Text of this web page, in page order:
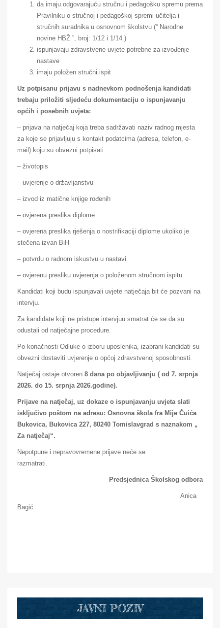
da imaju odgovarajuću stručnu i pedagošku spremu prema
Pravilniku o stručnoj i pedagoškoj spremi učitelja i
stručnih suradnika u osnovnom školstvu (“ Narodne
novine HBŽ ”, broj: 1/12 i 1/14.)
ispunjavaju zdravstvene uvjete potrebne za izvođenje
nastave
imaju položen stručni ispit
Uz potpisanu prijavu s nadnevkom podnošenja kandidati
trebaju priložiti sljedeću dokumentaciju o ispunjavanju
općih i posebnih uvjeta:
– prijava na natječaj koja treba sadržavati naziv radnog mjesta
za koje se prijavljuju s kontakt podatcima (adresa, telefon, e-
mail) koju su obvezni potpisati
– životopis
– uvjerenje o državljanstvu
– izvod iz matične knjige rođenih
– ovjerena preslika diplome
– ovjerena preslika rješenja o nostrifikaciji diplome ukoliko je
stečena izvan BiH
– potvrdu o radnom iskustvu u nastavi
– ovjerenu presliku uvjerenja o položenom stručnom ispitu
Kandidati koji budu ispunjavali uvjete natječaja bit će pozvani na
intervju.
Za kandidate koji ne pristupe intervjuu smatrat će se da su
odustali od natječajne procedure.
Po konačnosti Odluke o izboru uposlenika, izabrani kandidati su
obvezni dostaviti uvjerenje o općoj zdravstvenoj sposobnosti.
Natječaj ostaje otvoren 8 dana po objavljivanju ( od 7. srpnja
2026. do 15. srpnja 2026.godine).
Prijave na natječaj, uz dokaze o ispunjavanju uvjeta slati
isključivo poštom na adresu: Osnovna škola fra Mije Čuića
Bukovica, Bukovica 227, 80240 Tomislavgrad s naznakom „
Za natječaj“.
Nepotpune i nepravovremene prijave neće se
razmatrati.
Predsjednica Školskog odbora
Anica
Bagić
JAVNI POZIV